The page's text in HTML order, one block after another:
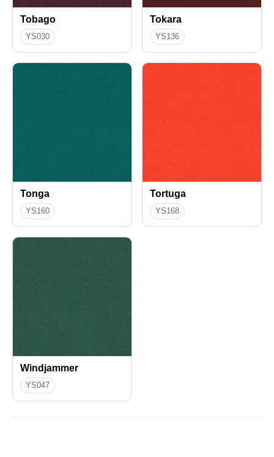
Tobago
YS030
Tokara
YS136
Tonga
YS160
Tortuga
YS168
Windjammer
YS047